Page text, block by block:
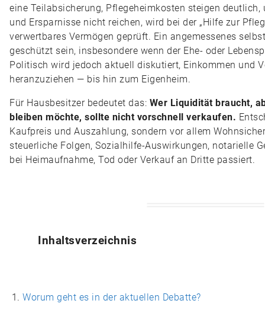
eine Teilabsicherung, Pflegeheimkosten steigen deutlich,
und Ersparnisse nicht reichen, wird bei der „Hilfe zur
verwertbares Vermögen geprüft. Ein angemessenes
geschützt sein, insbesondere wenn der Ehe- oder
Politisch wird jedoch aktuell diskutiert, Einkommen und
heranzuziehen — bis hin zum Eigenheim.
Für Hausbesitzer bedeutet das: Wer Liquidität braucht,
bleiben möchte, sollte nicht vorschnell verkaufen.
Kaufpreis und Auszahlung, sondern vor allem
steuerliche Folgen, Sozialhilfe-Auswirkungen, notarielle
bei Heimaufnahme, Tod oder Verkauf an Dritte passiert.
Inhaltsverzeichnis
Worum geht es in der aktuellen Debatte?